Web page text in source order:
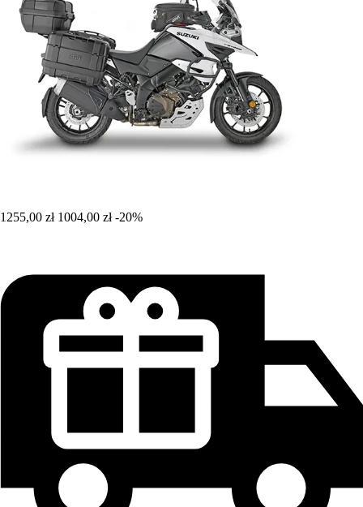
1255,00 zł 1004,00 zł -20%